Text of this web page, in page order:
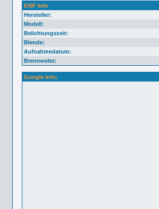
EXIF Info
Hersteller:
Modell:
Belichtungszeit:
Blende:
Aufnahmedatum:
Brennweite:
Google Info: